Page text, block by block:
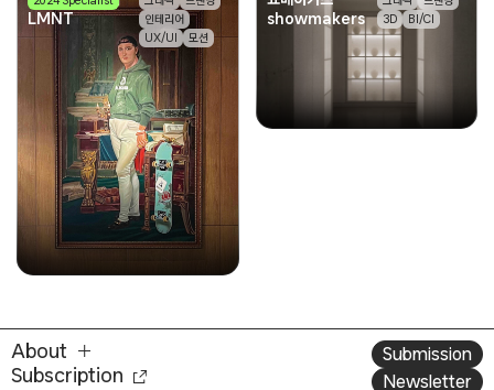
LMNT
인테리어
UX/UI
모션
showmakers
3D
BI/CI
About
Subscription
Submission
Newsletter